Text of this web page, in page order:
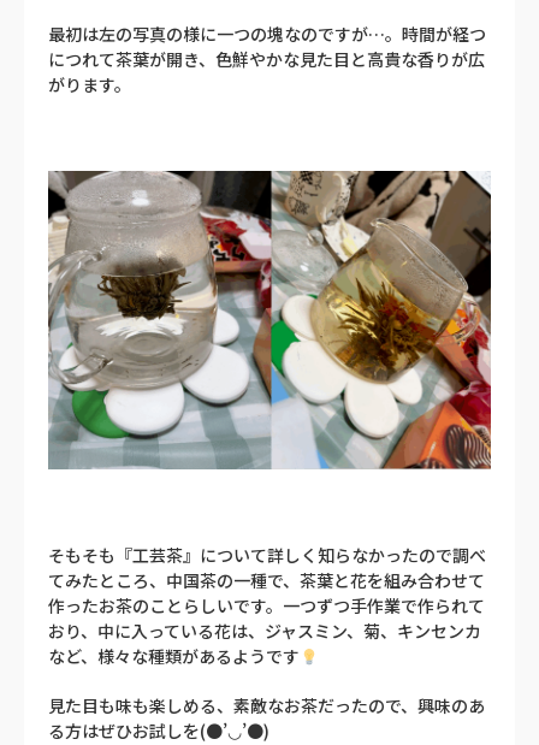
最初は左の写真の様に一つの塊なのですが…。時間が経つ
につれて茶葉が開き、色鮮やかな見た目と高貴な香りが広
がります。
そもそも『工芸茶』について詳しく知らなかったので調べ
てみたところ、中国茶の一種で、茶葉と花を組み合わせて
作ったお茶のことらしいです。一つずつ手作業で作られて
おり、中に入っている花は、ジャスミン、菊、キンセンカ
など、様々な種類があるようです
見た目も味も楽しめる、素敵なお茶だったので、興味のあ
る方はぜひお試しを(●’◡’●)